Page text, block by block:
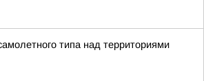
типа над территориями